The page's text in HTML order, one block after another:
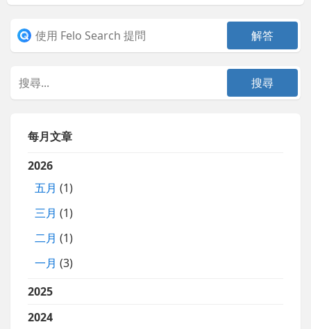
每月文章
2026
五月 (1)
三月 (1)
二月 (1)
一月 (3)
2025
2024